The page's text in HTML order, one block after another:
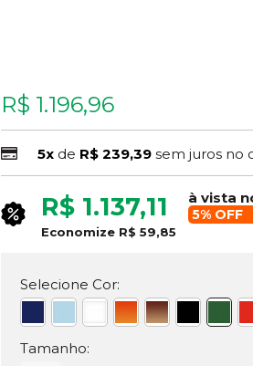
R$ 1.196,96
5x de R$ 239,39 sem juros no
R$ 1.137,11 à vista
5% OFF
Economize R$ 59,85
Selecione Cor:
Tamanho: